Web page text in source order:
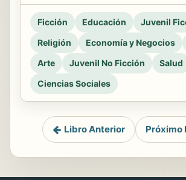
Ficción Educación
Juvenil
Religión
Economía y Negocios
Arte
Juvenil No Ficción
Salud
Ciencias Sociales
Libro Anterior Próximo